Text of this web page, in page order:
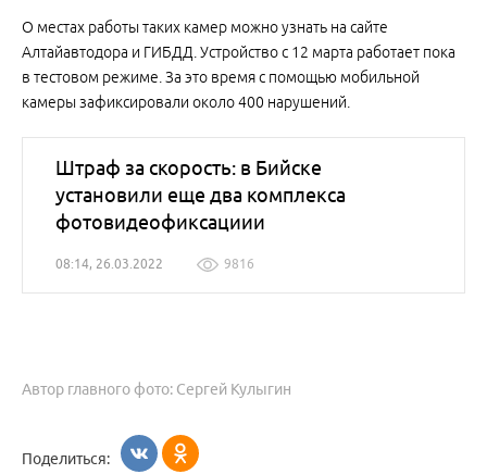
О местах работы таких камер можно узнать на сайте
Алтайавтодора и ГИБДД. Устройство с 12 марта работает пока
в тестовом режиме. За это время с помощью мобильной
камеры зафиксировали около 400 нарушений.
Штраф за скорость: в Бийске
установили еще два комплекса
фотовидеофиксациии
08:14, 26.03.2022 9816
Автор главного фото: Сергей Кулыгин
Поделиться: